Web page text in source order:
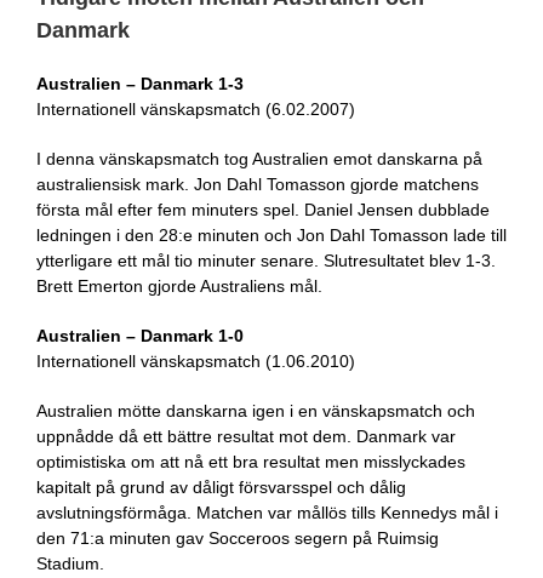
Danmark
Australien – Danmark 1-3
Internationell vänskapsmatch (6.02.2007)
I denna vänskapsmatch tog Australien emot danskarna på
australiensisk mark. Jon Dahl Tomasson gjorde matchens
första mål efter fem minuters spel. Daniel Jensen dubblade
ledningen i den 28:e minuten och Jon Dahl Tomasson lade till
ytterligare ett mål tio minuter senare. Slutresultatet blev 1-3.
Brett Emerton gjorde Australiens mål.
Australien – Danmark 1-0
Internationell vänskapsmatch (1.06.2010)
Australien mötte danskarna igen i en vänskapsmatch och
uppnådde då ett bättre resultat mot dem. Danmark var
optimistiska om att nå ett bra resultat men misslyckades
kapitalt på grund av dåligt försvarsspel och dålig
avslutningsförmåga. Matchen var mållös tills Kennedys mål i
den 71:a minuten gav Socceroos segern på Ruimsig
Stadium.